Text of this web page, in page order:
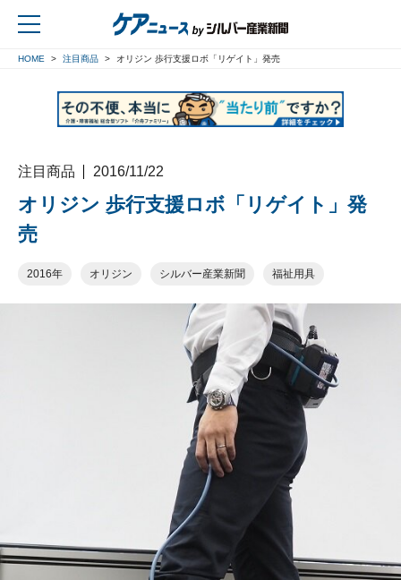
HOME 注目商品 オリジン 歩行支援ロボ「リゲイト」発売
注目商品 2016/11/22
オリジン 歩行支援ロボ「リゲイト」発
売
2016年 オリジン シルバー産業新聞 福祉用具